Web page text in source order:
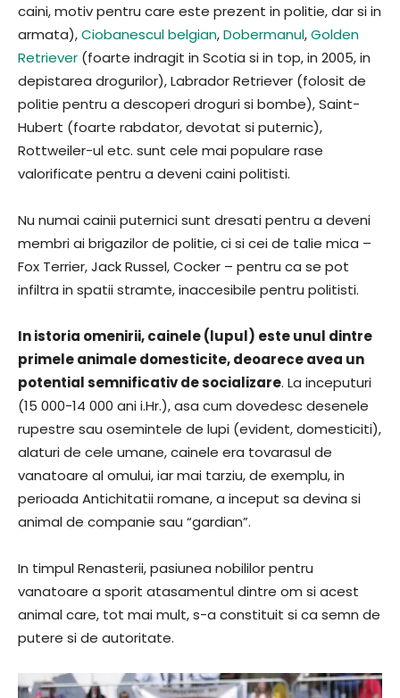
caini, motiv pentru care este prezent in politie, dar si in
armata),Ciobanescul belgian,Dobermanul,Golden
Retriever (foarte indragit in Scotia si in top, in 2005, in
depistarea drogurilor), Labrador Retriever (folosit de
politie pentru a descoperi droguri si bombe), Saint-
Hubert (foarte rabdator, devotat si puternic),
Rottweiler-ul etc. sunt cele mai populare rase
valorificate pentru a deveni caini politisti.
Nu numai cainii puternici sunt dresati pentru a deveni
membri ai brigazilor de politie, ci si cei de talie mica –
Fox Terrier, Jack Russel, Cocker – pentru ca se pot
infiltra in spatii stramte, inaccesibile pentru politisti.
In istoria omenirii, cainele (lupul) este unul dintre
primele animale domesticite, deoarece avea un
potential semnificativ de socializare. La inceputuri
(15 000-14 000 ani i.Hr.), asa cum dovedesc desenele
rupestre sau osemintele de lupi (evident, domesticiti),
alaturi de cele umane, cainele era tovarasul de
vanatoare al omului, iar mai tarziu, de exemplu, in
perioada Antichitatii romane, a inceput sa devina si
animal de companie sau “gardian”.
In timpul Renasterii, pasiunea nobililor pentru
vanatoare a sporit atasamentul dintre om si acest
animal care, tot mai mult, s-a constituit si ca semn de
putere si de autoritate.